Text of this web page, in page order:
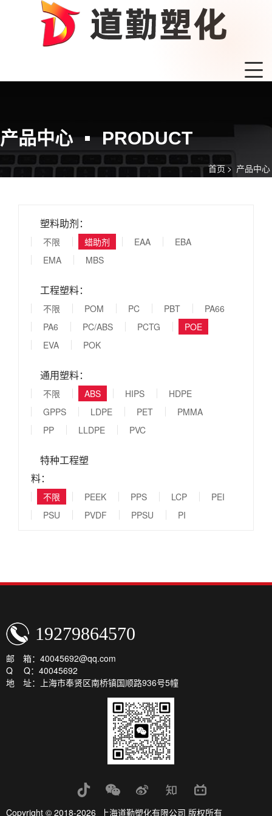
产品中心 PRODUCT
首页> 产品中心
塑料助剂：
不限 蜡助剂 EAA
EBA
EMA
MBS
工程塑料：
不限 POM PC PBT
PA66
PA6
PC/ABS PCTG
POE
EVA
POK
通用塑料：
不限 ABS HIPS
HDPE
GPPS
LDPE PET
PMMA
PP
LLDPE PVC
特种工程塑
料：
不限 PEEK PPS LCP
PEI
PSU
PVDF PPSU PI
19279864570
邮 箱：40045692@qq.com
Q Q：40045692
地 址：上海市奉贤区南桥镇国顺路936号5幢
Copyright © 2018-2026 上海道勤塑化有限公司 版权所有